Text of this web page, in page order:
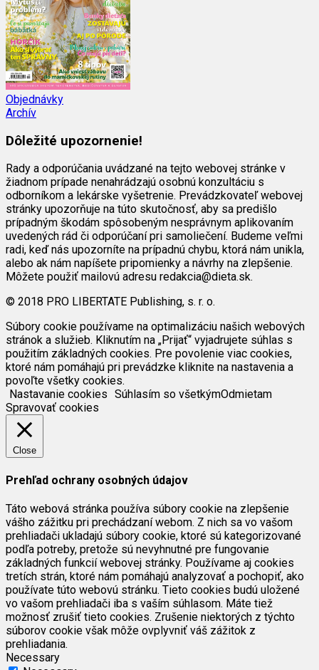
Objednávky
Archív
Dôležité upozornenie!
Rady a odporúčania uvádzané na tejto webovej stránke v
žiadnom prípade nenahrádzajú osobnú konzultáciu s
odborníkom a lekárske vyšetrenie. Prevádzkovateľ webovej
stránky upozorňuje na túto skutočnosť, aby sa predišlo
prípadným škodám spôsobeným nesprávnym aplikovaním
uvedených rád či odporúčaní pri samoliečení. Budeme veľmi
radi, keď nás upozorníte na prípadnú chybu, ktorá nám unikla,
alebo ak nám napíšete pripomienky a návrhy na zlepšenie.
Môžete použiť mailovú adresu redakcia@dieta.sk.
© 2018 PRO LIBERTATE Publishing, s. r. o.
Súbory cookie používame na optimalizáciu našich webových
stránok a služieb. Kliknutím na „Prijať“ vyjadrujete súhlas s
použitím základných cookies. Pre povolenie viac cookies,
ktoré nám pomáhajú pri prevádzke kliknite na nastavenia a
povoľte všetky cookies.
Nastavanie cookies Súhlasím so všetkýmOdmietam
Spravovať cookies
Close
Prehľad ochrany osobných údajov
Táto webová stránka používa súbory cookie na zlepšenie
vášho zážitku pri prechádzaní webom. Z nich sa vo vašom
prehliadači ukladajú súbory cookie, ktoré sú kategorizované
podľa potreby, pretože sú nevyhnutné pre fungovanie
základných funkcií webovej stránky. Používame aj cookies
tretích strán, ktoré nám pomáhajú analyzovať a pochopiť, ako
používate túto webovú stránku. Tieto cookies budú uložené
vo vašom prehliadači iba s vaším súhlasom. Máte tiež
možnosť zrušiť tieto cookies. Zrušenie niektorých z týchto
súborov cookie však môže ovplyvniť váš zážitok z
prehliadania.
Necessary